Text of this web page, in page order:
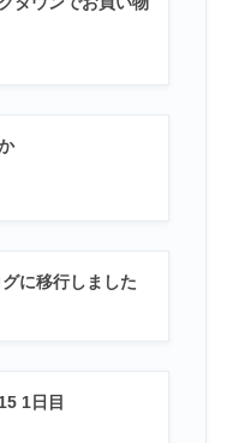
に移行しました
1日目